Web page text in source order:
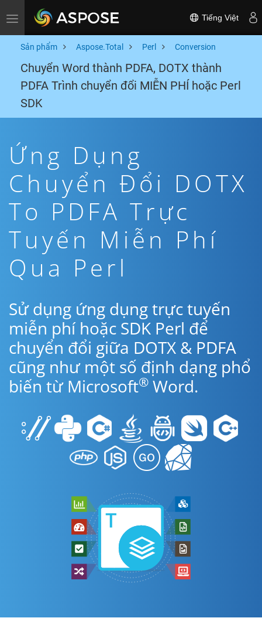
Toggle navigation Tiếng Việt
Sản phẩm Aspose.Total Perl Conversion
Chuyển Word thành PDFA, DOTX thành
PDFA Trình chuyển đổi MIỄN PHÍ hoặc Perl
SDK
Ứng Dụng
Chuyển Đổi DOTX
To PDFA Trực
Tuyến Miễn Phí
Qua Perl
Sử dụng ứng dụng trực tuyến
miễn phí hoặc SDK Perl để
chuyển đổi giữa DOTX & PDFA
cũng như một số định dạng phổ
biến từ Microsoft® Word.